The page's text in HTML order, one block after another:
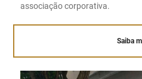
associação corporativa.
Saiba